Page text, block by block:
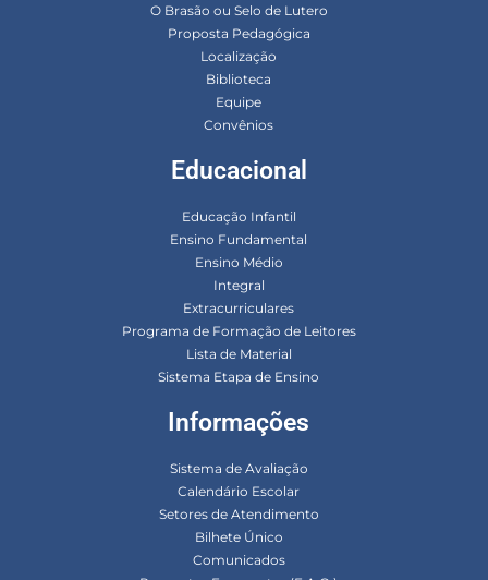
O Brasão ou Selo de Lutero
Proposta Pedagógica
Localização
Biblioteca
Equipe
Convênios
Educacional
Educação Infantil
Ensino Fundamental
Ensino Médio
Integral
Extracurriculares
Programa de Formação de Leitores
Lista de Material
Sistema Etapa de Ensino
Informações
Sistema de Avaliação
Calendário Escolar
Setores de Atendimento
Bilhete Único
Comunicados